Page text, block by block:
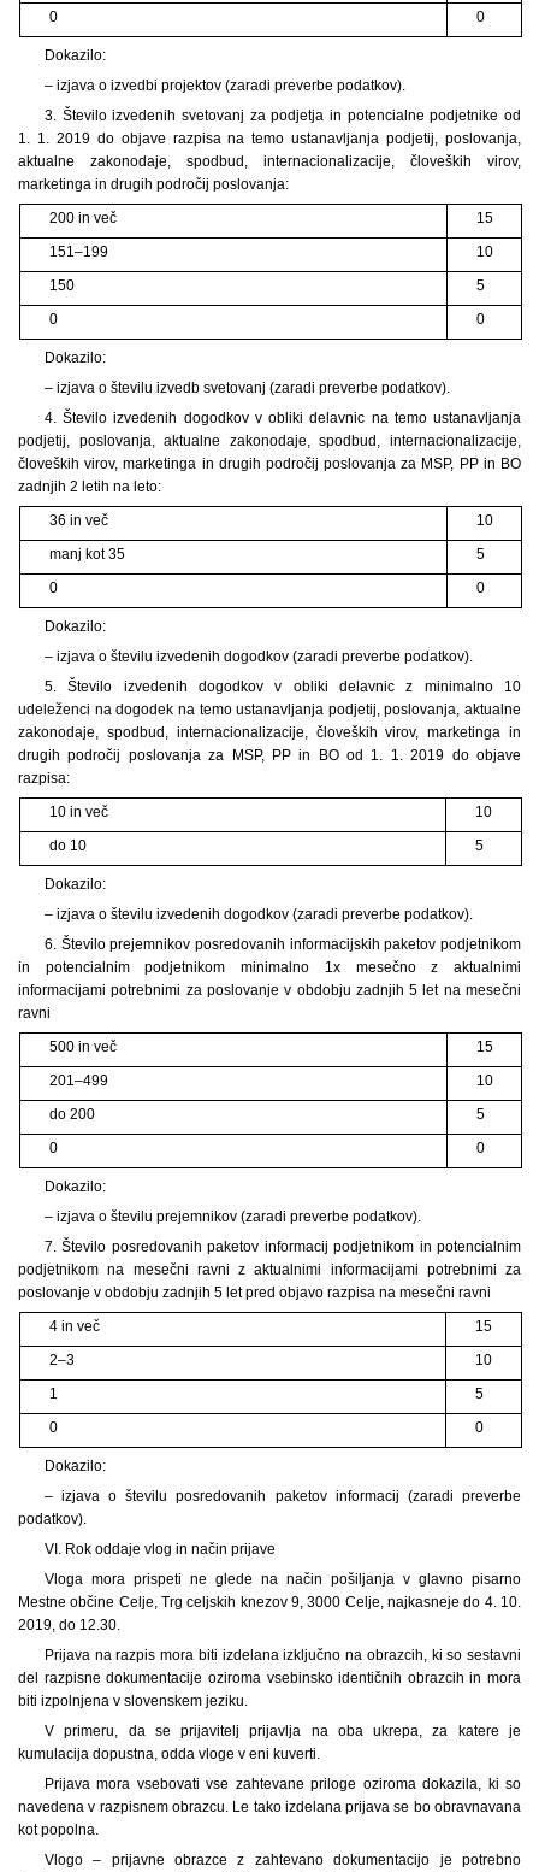
0 0
Dokazilo:
– izjava o izvedbi projektov (zaradi preverbe podatkov).
3. Število izvedenih svetovanj za podjetja in potencialne podjetnike od
1. 1. 2019 do objave razpisa na temo ustanavljanja podjetij, poslovanja,
aktualne zakonodaje, spodbud, internacionalizacije, človeških virov,
marketinga in drugih področij poslovanja:
200 in več
15
151–199
10
150
5
0
0
Dokazilo:
– izjava o številu izvedb svetovanj (zaradi preverbe podatkov).
4. Število izvedenih dogodkov v obliki delavnic na temo ustanavljanja
podjetij, poslovanja, aktualne zakonodaje, spodbud, internacionalizacije,
človeških virov, marketinga in drugih področij poslovanja za MSP, PP in BO
zadnjih 2 letih na leto:
36 in več
10
manj kot 35
5
0
0
Dokazilo:
– izjava o številu izvedenih dogodkov (zaradi preverbe podatkov).
5. Število izvedenih dogodkov v obliki delavnic z minimalno 10
udeleženci na dogodek na temo ustanavljanja podjetij, poslovanja, aktualne
zakonodaje, spodbud, internacionalizacije, človeških virov, marketinga in
drugih področij poslovanja za MSP, PP in BO od 1. 1. 2019 do objave
razpisa:
10 in več
10
do 10
5
Dokazilo:
– izjava o številu izvedenih dogodkov (zaradi preverbe podatkov).
6. Število prejemnikov posredovanih informacijskih paketov podjetnikom
in potencialnim podjetnikom minimalno 1x mesečno z aktualnimi
informacijami potrebnimi za poslovanje v obdobju zadnjih 5 let na mesečni
ravni
500 in več
15
201–499
10
do 200
5
0
0
Dokazilo:
– izjava o številu prejemnikov (zaradi preverbe podatkov).
7. Število posredovanih paketov informacij podjetnikom in potencialnim
podjetnikom na mesečni ravni z aktualnimi informacijami potrebnimi za
poslovanje v obdobju zadnjih 5 let pred objavo razpisa na mesečni ravni
4 in več
15
2–3
10
1
5
0
0
Dokazilo:
– izjava o številu posredovanih paketov informacij (zaradi preverbe
podatkov).
VI. Rok oddaje vlog in način prijave
Vloga mora prispeti ne glede na način pošiljanja v glavno pisarno
Mestne občine Celje, Trg celjskih knezov 9, 3000 Celje, najkasneje do 4. 10.
2019, do 12.30.
Prijava na razpis mora biti izdelana izključno na obrazcih, ki so sestavni
del razpisne dokumentacije oziroma vsebinsko identičnih obrazcih in mora
biti izpolnjena v slovenskem jeziku.
V primeru, da se prijavitelj prijavlja na oba ukrepa, za katere je
kumulacija dopustna, odda vloge v eni kuverti.
Prijava mora vsebovati vse zahtevane priloge oziroma dokazila, ki so
navedena v razpisnem obrazcu. Le tako izdelana prijava se bo obravnavana
kot popolna.
Vlogo – prijavne obrazce z zahtevano dokumentacijo je potrebno